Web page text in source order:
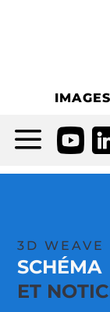
a
3D WEAVE
SCHÉMA
ET